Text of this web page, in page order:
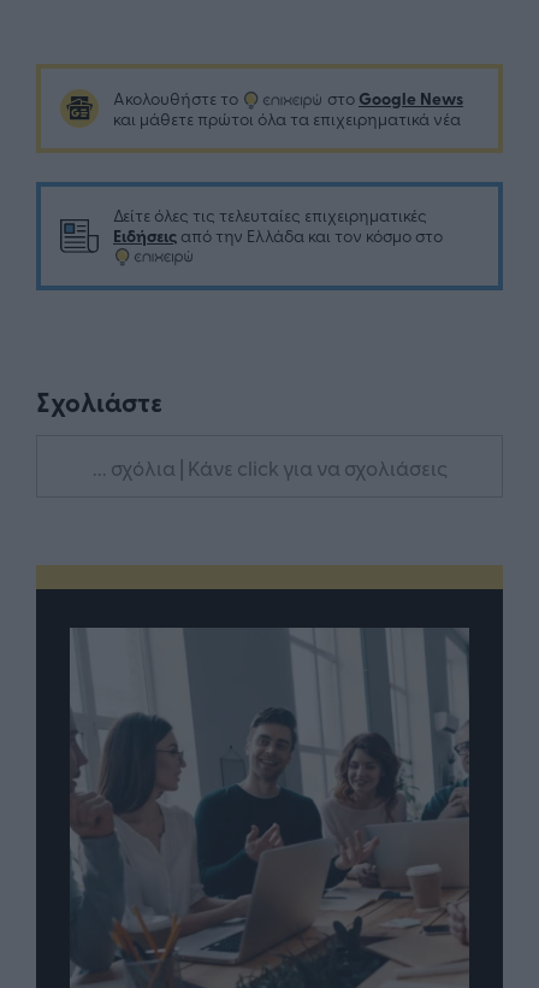
Ακολουθήστε το στο Google News
και μάθετε πρώτοι όλα τα επιχειρηματικά νέα
Δείτε όλες τις τελευταίες επιχειρηματικές
Ειδήσεις από την Ελλάδα και τον κόσμο στο
Σχολιάστε
... σχόλια | Κάνε click για να σχολιάσεις